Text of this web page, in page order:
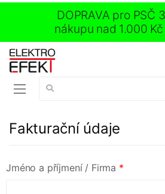
DOPRAVA pro PSČ
nákupu nad 1.000
Vyhledávání:
Fakturační údaje
Jméno a příjmení / Firma *